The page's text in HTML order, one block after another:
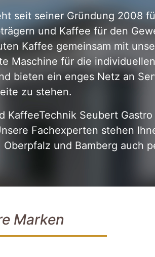
seit seiner Gründung 2008
und Kaffee für den
Kaffee gemeinsam mit
Maschine für die
bieten ein enges Netz an
zu stehen.
KaffeeTechnik Seubert
Fachexperten stehen
und Bamberg auch
Marken